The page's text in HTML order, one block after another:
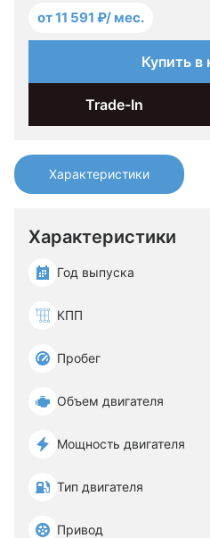
Характеристики
Характеристики
Год выпуска
КПП
Пробег
Объем двигателя
Мощность двигателя
Тип двигателя
Привод
от 11 591 ₽/ мес.
Купить в
Trade-In